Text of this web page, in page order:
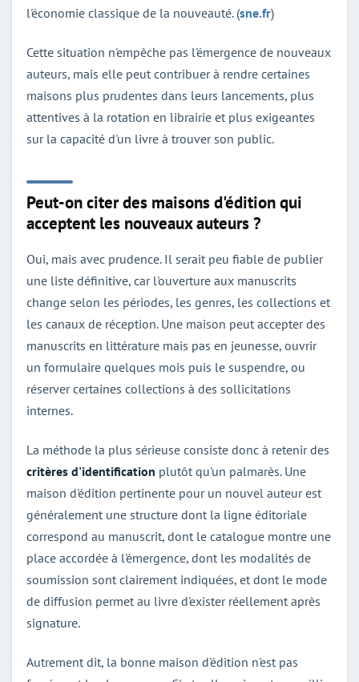
l'économie classique de la nouveauté. (sne.fr)
Cette situation n'empêche pas l'émergence de nouveaux
auteurs, mais elle peut contribuer à rendre certaines
maisons plus prudentes dans leurs lancements, plus
attentives à la rotation en librairie et plus exigeantes
sur la capacité d'un livre à trouver son public.
Peut-on citer des maisons d'édition qui
acceptent les nouveaux auteurs ?
Oui, mais avec prudence. Il serait peu fiable de publier
une liste définitive, car l'ouverture aux manuscrits
change selon les périodes, les genres, les collections et
les canaux de réception. Une maison peut accepter des
manuscrits en littérature mais pas en jeunesse, ouvrir
un formulaire quelques mois puis le suspendre, ou
réserver certaines collections à des sollicitations
internes.
La méthode la plus sérieuse consiste donc à retenir des
critères d'identification plutôt qu'un palmarès. Une
maison d'édition pertinente pour un nouvel auteur est
généralement une structure dont la ligne éditoriale
correspond au manuscrit, dont le catalogue montre une
place accordée à l'émergence, dont les modalités de
soumission sont clairement indiquées, et dont le mode
de diffusion permet au livre d'exister réellement après
signature.
Autrement dit, la bonne maison d'édition n'est pas